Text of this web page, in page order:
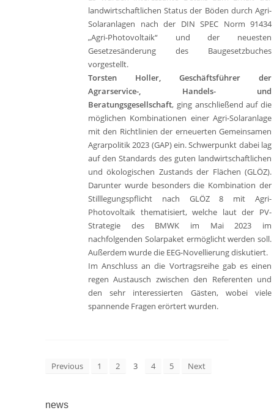
landwirtschaftlichen Status der Böden durch Agri-
Solaranlagen nach der DIN SPEC Norm 91434
„Agri-Photovoltaik“ und der neuesten
Gesetzesänderung des Baugesetzbuches
vorgestellt.
Torsten Holler, Geschäftsführer der
Agrarservice-, Handels- und
Beratungsgesellschaft, ging anschließend auf die
möglichen Kombinationen einer Agri-Solaranlage
mit den Richtlinien der erneuerten Gemeinsamen
Agrarpolitik 2023 (GAP) ein. Schwerpunkt dabei lag
auf den Standards des guten landwirtschaftlichen
und ökologischen Zustands der Flächen (GLÖZ).
Darunter wurde besonders die Kombination der
Stilllegungspflicht nach GLÖZ 8 mit Agri-
Photovoltaik thematisiert, welche laut der PV-
Strategie des BMWK im Mai 2023 im
nachfolgenden Solarpaket ermöglicht werden soll.
Außerdem wurde die EEG-Novellierung diskutiert.
Im Anschluss an die Vortragsreihe gab es einen
regen Austausch zwischen den Referenten und
den sehr interessierten Gästen, wobei viele
spannende Fragen erörtert wurden.
Previous 1 2 3 4 5 Next
news